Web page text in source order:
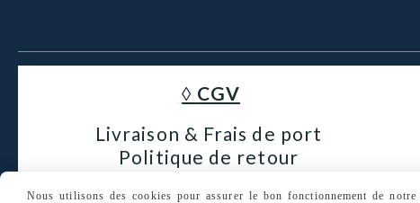
◊ CGV
Livraison & Frais de port
Politique de retour
Nous utilisons des cookies pour assurer le bon fonctionnement de